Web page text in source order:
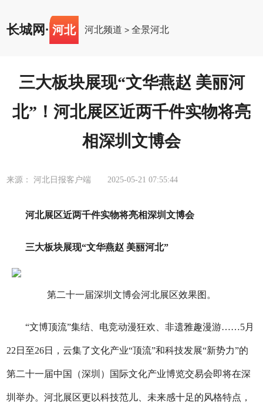
长城网 · 河北 河北频道 >全景河北
三大板块展现“文华燕赵 美丽河
北”！河北展区近两千件实物将亮
相深圳文博会
来源： 河北日报客户端 2025-05-21 07:55:44
河北展区近两千件实物将亮相深圳文博会
三大板块展现“文华燕赵 美丽河北”
第二十一届深圳文博会河北展区效果图。
“文博顶流”集结、电竞动漫狂欢、非遗雅趣漫游……5月
22日至26日，云集了文化产业“顶流”和科技发展“新势力”的
第二十一届中国（深圳）国际文化产业博览交易会即将在深
圳举办。河北展区更以科技范儿、未来感十足的风格特点，